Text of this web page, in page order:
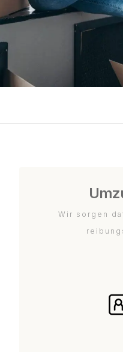
Wir sorgen